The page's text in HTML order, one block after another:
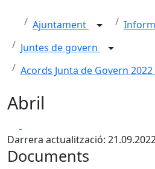
Ajuntament
Juntes de govern
Acords Junta de Govern 2022
Abril
Darrera actualització:
Documents